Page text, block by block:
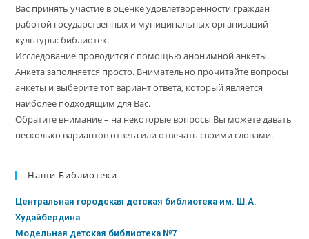
Вас принять участие в оценке удовлетворенности граждан
работой государственных и муниципальных организаций
культуры: библиотек.
Исследование проводится с помощью анонимной анкеты.
Анкета заполняется просто. Внимательно прочитайте вопросы
анкеты и выберите тот вариант ответа, который является
наиболее подходящим для Вас.
Обратите внимание – на некоторые вопросы Вы можете давать
несколько вариантов ответа или отвечать своими словами.
Наши Библиотеки
Центральная городская детская библиотека им. Ш.А.
Худайбердина
Модельная детская библиотека №7